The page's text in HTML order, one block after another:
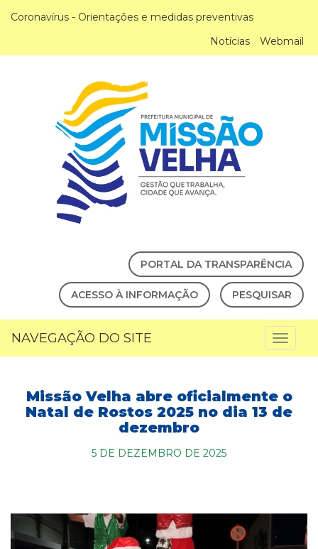
Coronavírus - Orientações e medidas preventivas
Notícias
Webmail
PORTAL DA TRANSPARÊNCIA
ACESSO À INFORMAÇÃO PESQUISAR
NAVEGAÇÃO DO SITE
Missão Velha abre oficialmente o
Natal de Rostos 2025 no dia 13 de
dezembro
5 DE DEZEMBRO DE 2025